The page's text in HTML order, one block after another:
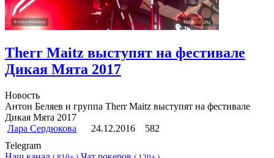
Therr Maitz выступят на фестивале
Дикая Мята 2017
Новость
Антон Беляев и группа Therr Maitz выступят на фестивале
Дикая Мята 2017
Лара Сердюкова
24.12.2016
582
Telegram